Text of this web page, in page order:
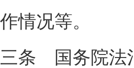
情况等。
国务院法治